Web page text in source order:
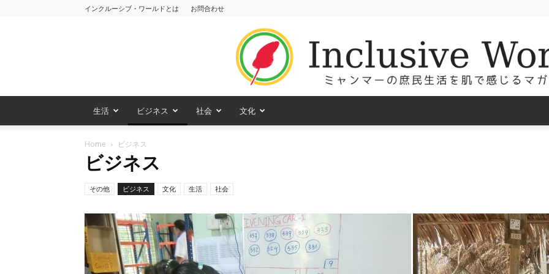
インクルーシブ・ワールドとは お問合わせ
World
生活 ビジネス 社会 文化
Home ビジネス
ビジネス
その他 ビジネス 文化 生活 社会